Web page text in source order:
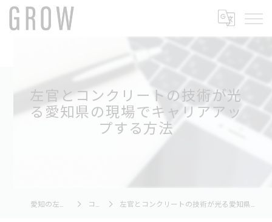
左官とコンクリートの技術が光
る愛知県の現場でキャリアアッ
プする方法
コラム 左官とコンクリートの技術が光る愛知県の現場でキャリアアップする方法